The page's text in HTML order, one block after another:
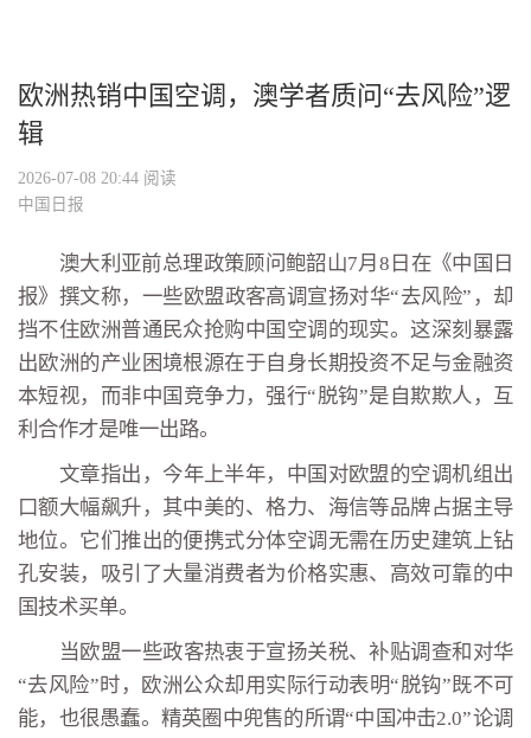
欧洲热销中国空调，澳学者质问“去风险”逻
辑
2026-07-08 20:44 阅读
中国日报
澳大利亚前总理政策顾问鲍韶山7月8日在《中国日
报》撰文称，一些欧盟政客高调宣扬对华“去风险”，却
挡不住欧洲普通民众抢购中国空调的现实。这深刻暴露
出欧洲的产业困境根源在于自身长期投资不足与金融资
本短视，而非中国竞争力，强行“脱钩”是自欺欺人，互
利合作才是唯一出路。
文章指出，今年上半年，中国对欧盟的空调机组出
口额大幅飙升，其中美的、格力、海信等品牌占据主导
地位。它们推出的便携式分体空调无需在历史建筑上钻
孔安装，吸引了大量消费者为价格实惠、高效可靠的中
国技术买单。
当欧盟一些政客热衷于宣扬关税、补贴调查和对华
“去风险”时，欧洲公众却用实际行动表明“脱钩”既不可
能，也很愚蠢。精英圈中兜售的所谓“中国冲击2.0”论调